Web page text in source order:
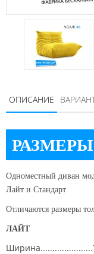
ОПИСАНИЕ
РАЗМЕРЫ
Одноместный диван
Лайт и Стандарт
Отличаются размеры
ЛАЙТ